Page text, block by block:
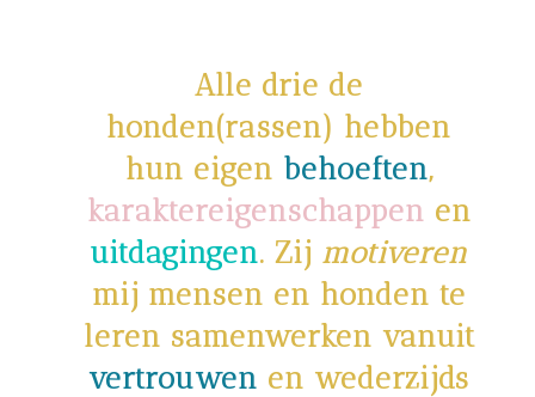
Alle drie de
honden(rassen) hebben
hun eigen behoeften,
karaktereigenschappen en
uitdagingen.Zij motiveren
mij mensen en honden te
leren samenwerken vanuit
vertrouwen en wederzijds